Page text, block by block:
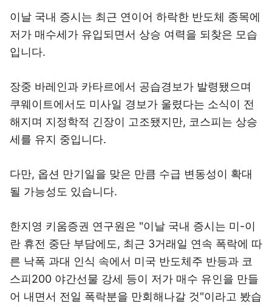
이날 국내 증시는 최근 연이어 하락한 반도체 종목에
저가 매수세가 유입되면서 상승 여력을 되찾은 모습
입니다.
장중 바레인과 카타르에서 공습경보가 발령됐으며
쿠웨이트에서도 미사일 경보가 울렸다는 소식이 전
해지며 지정학적 긴장이 고조됐지만, 코스피는 상승
세를 유지 중입니다.
다만, 옵션 만기일을 맞은 만큼 수급 변동성이 확대
될 가능성도 있습니다.
한지영 키움증권 연구원은 "이날 국내 증시는 미-이
란 휴전 중단 부담에도, 최근 3거래일 연속 폭락에 따
른 낙폭 과대 인식 속에서 미국 반도체주 반등과 코
스피200 야간선물 강세 등이 저가 매수 유인을 만들
어 내면서 전일 폭락분을 만회해나갈 것"이라고 봤습